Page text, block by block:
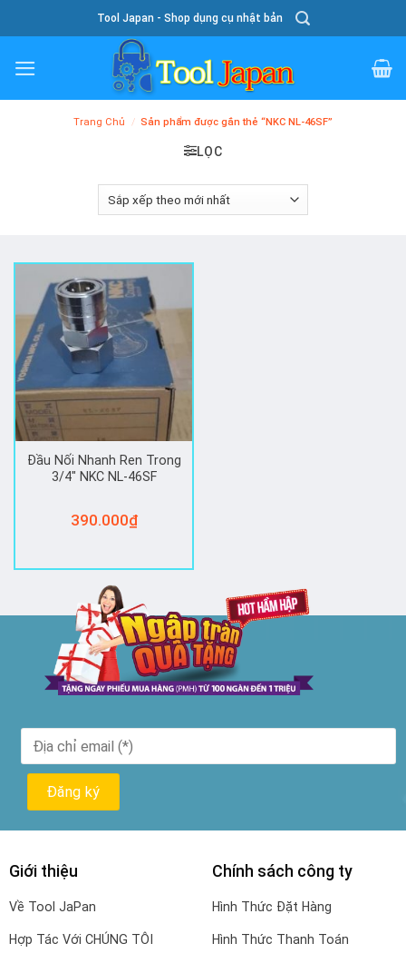
To
Content
Tool Japan - Shop dụng cụ nhật bản
Trang Chủ / Sản phẩm được gắn thẻ “NKC NL-46SF”
LỌC
Đầu Nối Nhanh Ren Trong
3/4″ NKC NL-46SF
390.000₫
Giới thiệu
Về Tool JaPan
Hợp Tác Với CHÚNG TÔI
Chính sách công ty
Hình Thức Đặt Hàng
Hình Thức Thanh Toán